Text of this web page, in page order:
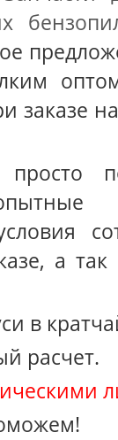
заказе
а так
в
расчет.